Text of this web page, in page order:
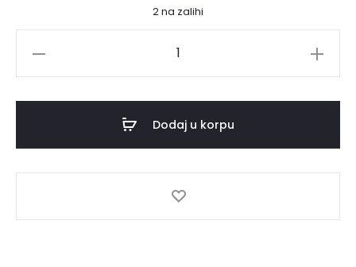
2 na zalihi
Dodaj u korpu